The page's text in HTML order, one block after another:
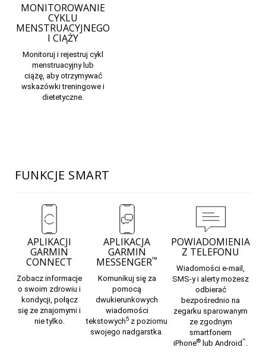
MONITOROWANIE
CYKLU
MENSTRUACYJNEGO
I CIĄŻY
Monitoruj i rejestruj cykl
menstruacyjny lub
ciążę, aby otrzymywać
wskazówki treningowe i
dietetyczne.
FUNKCJE SMART
APLIKACJI
GARMIN
CONNECT
Zobacz informacje
o swoim zdrowiu i
kondycji, połącz
się ze znajomymi i
nie tylko.
APLIKACJA
GARMIN
MESSENGER™
Komunikuj się za
pomocą
dwukierunkowych
wiadomości
tekstowych5 z poziomu
swojego nadgarstka.
POWIADOMIENIA
Z TELEFONU
Wiadomości e-mail,
SMS-y i alerty możesz
odbierać
bezpośrednio na
zegarku sparowanym
ze zgodnym
smartfonem
iPhone® lub Android™